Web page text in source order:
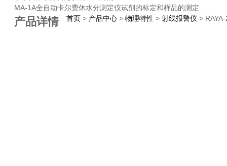
MA-1A全自动卡尔费休水分测定仪试剂的标定和样品的测定
产品详情 首页> 产品中心> 物理特性 > 射线报警仪 >